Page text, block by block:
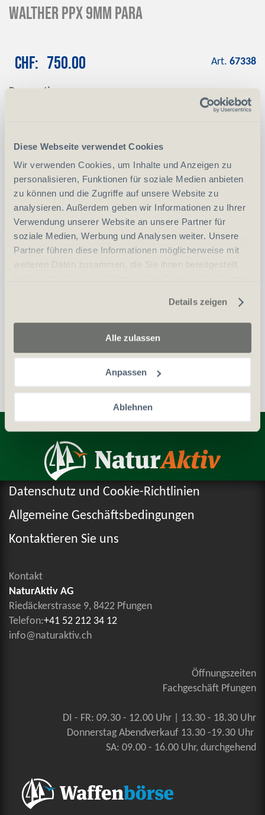
Diese Webseite verwendet Cookies
Wir verwenden Cookies, um Inhalte und Anzeigen zu
personalisieren, Funktionen für soziale Medien anbieten
zu können und die Zugriffe auf unsere Website zu
analysieren. Außerdem geben wir Informationen zu Ihrer
Verwendung unserer Website an unsere Partner für
soziale Medien, Werbung und Analysen weiter. Unsere
Partner führen diese Informationen möglicherweise mit
weiteren Daten zusammen, die Sie ihnen bereitgestellt
Details zeigen
Alle zulassen
Anpassen
Ablehnen
Walther PPX 9mm para
CHF 750.00
Reservation
Art. 67338
vergleichen
- +
In den Warenkorb
Entdecken Sie weitere Produkte
Datenschutz und Cookie-Richtlinien
Allgemeine Geschäftsbedingungen
Kontaktieren Sie uns
Kontakt
NaturAktiv AG
Riedäckerstrasse 9, 8422 Pfungen
Telefon:+41 52 212 34 12
info@naturaktiv.ch
Öffnungszeiten
Fachgeschäft Pfungen
DI - FR: 09.30 - 12.00 Uhr | 13.30 - 18.30 Uhr
Donnerstag Abendverkauf 13.30 -19.30 Uhr
SA: 09.00 - 16.00 Uhr, durchgehend